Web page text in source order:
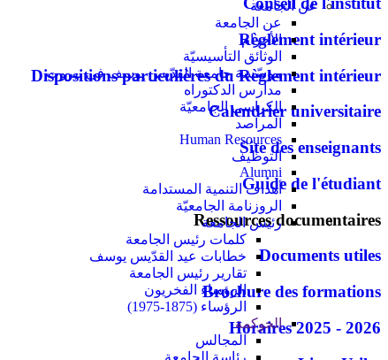
عن الجامعة
عن الجامعة
الأحرام
الوثائق التأسيسيّة
مؤسّسة جامعة القدّيس يوسف في بيروت
مدارس الدكتوراه
الكراسي الجامعيّة
المراصد
Human Resources
التوظيف
Alumni
أهداف التنمية المستدامة
الروزنامة الجامعيّة
رئيس الجامعة
كلمات رئيس الجامعة
خطابات عيد القدّيس يوسف
تقارير رئيس الجامعة
الرؤساء الفخريون
الرؤساء (1875-1975)
الحوكمة
المجالس
رئاسة الجامعة
Règlement intérieur
Dispositions particulières du Règlement intérieur
Calendrier universitaire
Site des enseignants
Guide de l'étudiant
Ressources documentaires
Documents utiles
Brochure des formations
Horaires 2025 - 2026